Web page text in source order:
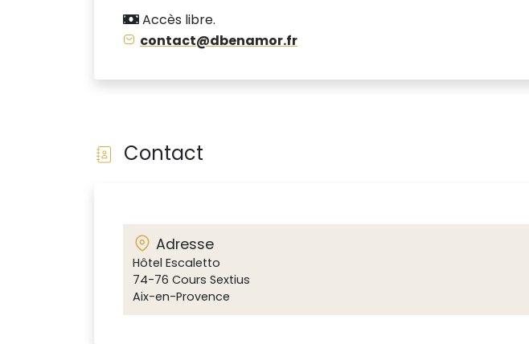
Accès libre.
contact@dbenamor.fr
Contact
Adresse
Hôtel Escaletto
74-76 Cours Sextius
Aix-en-Provence